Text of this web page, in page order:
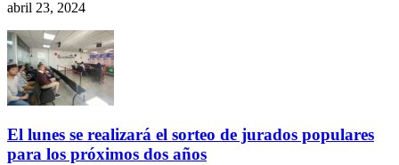
abril 23, 2024
El lunes se realizará el sorteo de jurados populares
para los próximos dos años